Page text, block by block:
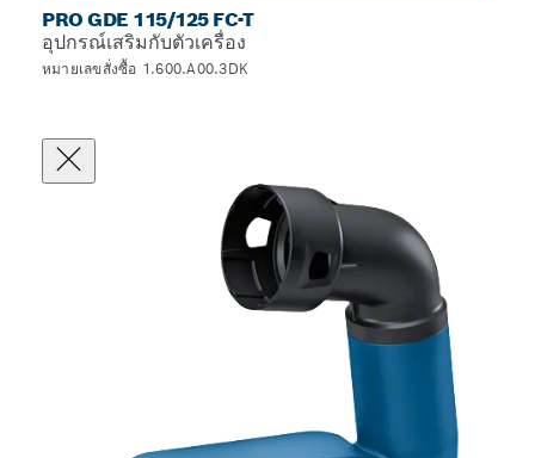
PRO GDE 115/125 FC-T
อุปกรณ์เสริมกับตัวเครื่อง
หมายเลขสั่งซื้อ 1.600.A00.3DK